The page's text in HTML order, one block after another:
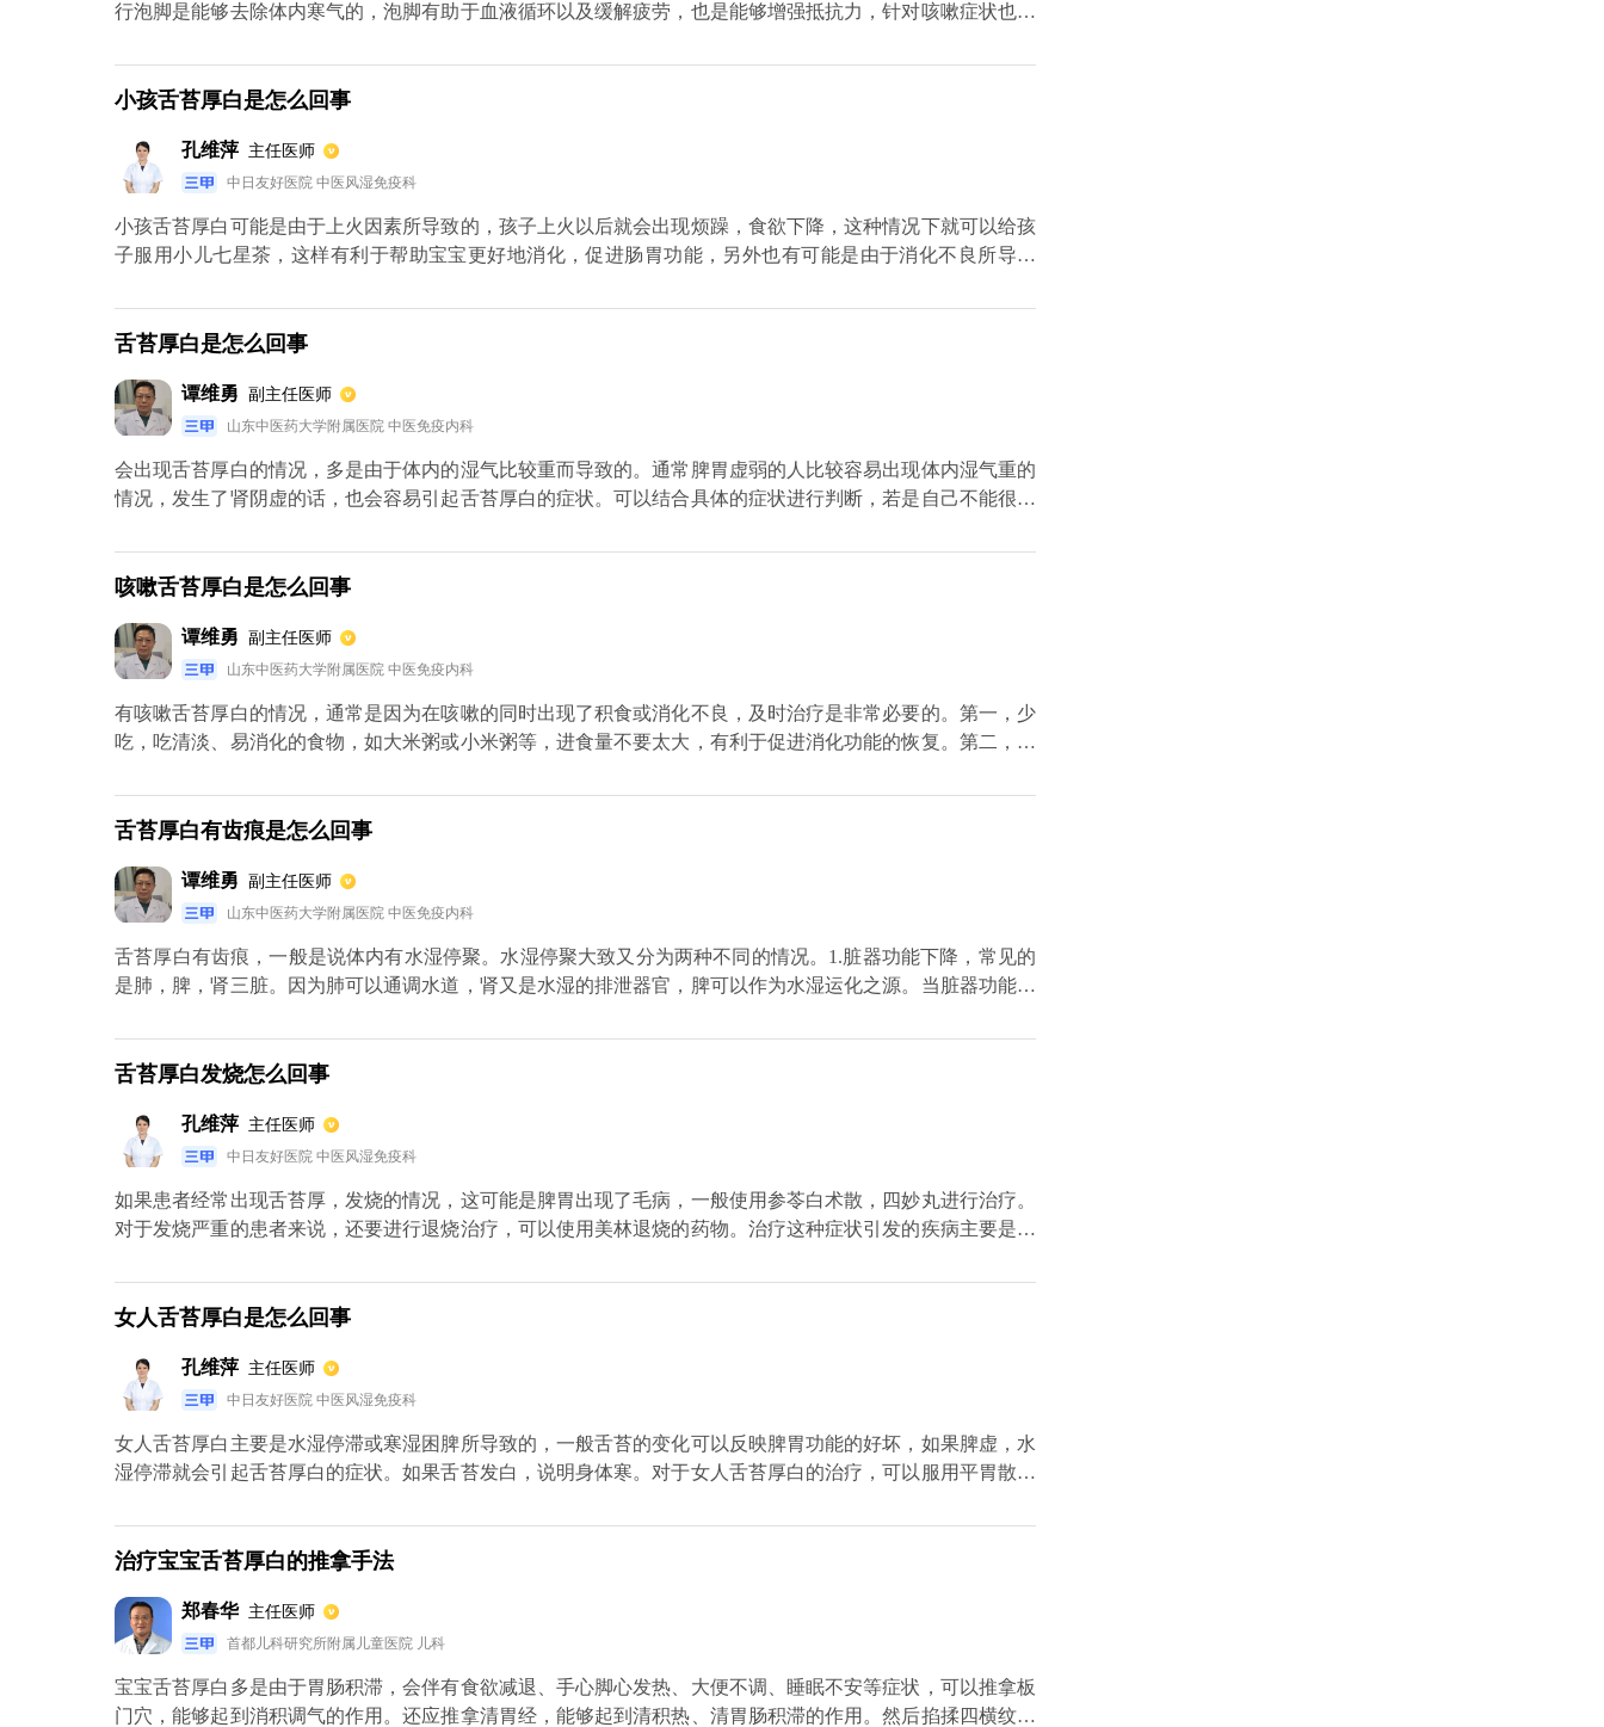
行泡脚是能够去除体内寒气的，泡脚有助于血液循环以及缓解疲劳，也是能够增强抵抗力，针对咳嗽症状也是
其次，饮食要以清淡为主，尽量避免吃刺激性食物，如果期间咳嗽伴有痰液，也可以采取雾化的方式来祛痰。
小孩舌苔厚白是怎么回事
孔维萍 主任医师
中日友好医院 中医风湿免疫科
小孩舌苔厚白可能是由于上火因素所导致的，孩子上火以后就会出现烦躁，食欲下降，这种情况下就可以给孩
子服用小儿七星茶，这样有利于帮助宝宝更好地消化，促进肠胃功能，另外也有可能是由于消化不良所导致
舌苔厚白是怎么回事
谭维勇 副主任医师
山东中医药大学附属医院 中医免疫内科
会出现舌苔厚白的情况，多是由于体内的湿气比较重而导致的。通常脾胃虚弱的人比较容易出现体内湿气重的
情况，发生了肾阴虚的话，也会容易引起舌苔厚白的症状。可以结合具体的症状进行判断，若是自己不能很好
必要时，也可在医生的指导适当的服用一些药物来排湿气。
咳嗽舌苔厚白是怎么回事
谭维勇 副主任医师
山东中医药大学附属医院 中医免疫内科
有咳嗽舌苔厚白的情况，通常是因为在咳嗽的同时出现了积食或消化不良，及时治疗是非常必要的。第一，少
吃，吃清淡、易消化的食物，如大米粥或小米粥等，进食量不要太大，有利于促进消化功能的恢复。第二，还
细菌感染。如果是细菌感染，应该同时使用抗生素，可以使用对胃肠道刺激较小的抗生素，如头孢克肟、头孢
拉定等，不会加重积食或消化不良。
舌苔厚白有齿痕是怎么回事
谭维勇 副主任医师
山东中医药大学附属医院 中医免疫内科
舌苔厚白有齿痕，一般是说体内有水湿停聚。水湿停聚大致又分为两种不同的情况。1.脏器功能下降，常见的
是肺，脾，肾三脏。因为肺可以通调水道，肾又是水湿的排泄器官，脾可以作为水湿运化之源。当脏器功能失
就会出现咳嗽、痰多、气短、发憋等症状。脾功能失调的话，可能会出现大便黏滞或者溏泄的症状，但是大便
并没有太大臭味。肾功能失调的话，还会出现四肢浮肿，面部浮肿，小便增多的情况。对于脏腑功能失调之
物。2.水湿实证，也就是说明体内的脏器功能并未下降，而是水湿壅盛导致的。这种人大多体格健壮，喜欢辛
辣刺激油腻的食物，还喜爱烟酒。可能还会伴有口中粘腻，大便秘结或者溏泄的症状。而且大便味道很臭，出
汗粘腻。这种情况一般需要改善饮食，同时配上祛湿的药物。例如薏米、茯苓、苍术、陈皮等药物，来进行治
疗。
舌苔厚白发烧怎么回事
孔维萍 主任医师
中日友好医院 中医风湿免疫科
如果患者经常出现舌苔厚，发烧的情况，这可能是脾胃出现了毛病，一般使用参苓白术散，四妙丸进行治疗。
对于发烧严重的患者来说，还要进行退烧治疗，可以使用美林退烧的药物。治疗这种症状引发的疾病主要是通
的食物，并且还要多进行户外运动，增强体质，还要多喝水促进肠胃蠕动。原则上说多吃水果蔬菜补充维生
素，补充水分是完全可以对其有有效作用的。
女人舌苔厚白是怎么回事
孔维萍 主任医师
中日友好医院 中医风湿免疫科
女人舌苔厚白主要是水湿停滞或寒湿困脾所导致的，一般舌苔的变化可以反映脾胃功能的好坏，如果脾虚，水
湿停滞就会引起舌苔厚白的症状。如果舌苔发白，说明身体寒。对于女人舌苔厚白的治疗，可以服用平胃散、
促进脾胃消化。
治疗宝宝舌苔厚白的推拿手法
郑春华 主任医师
首都儿科研究所附属儿童医院 儿科
宝宝舌苔厚白多是由于胃肠积滞，会伴有食欲减退、手心脚心发热、大便不调、睡眠不安等症状，可以推拿板
门穴，能够起到消积调气的作用。还应推拿清胃经，能够起到清积热、清胃肠积滞的作用。然后掐揉四横纹，